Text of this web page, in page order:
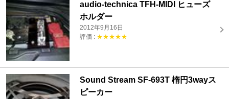
audio-technica TFH-MIDI ヒューズ
ホルダー
2012年9月16日
評価 : ★★★★★
Sound Stream SF-693T 楕円3wayス
ピーカー